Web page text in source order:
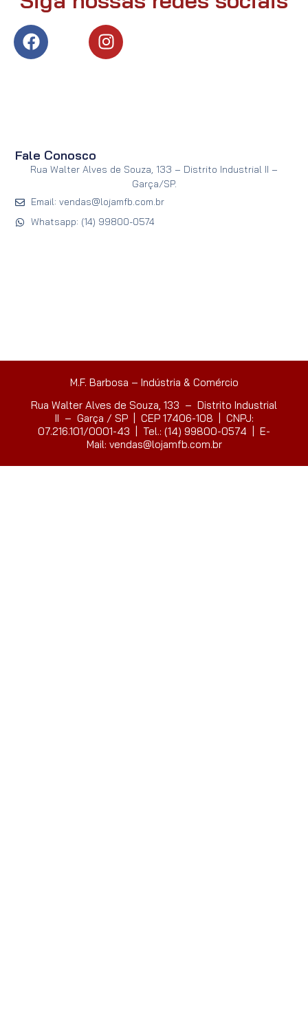
Fale Conosco
Rua Walter Alves de Souza, 133 – Distrito Industrial II –
Garça/SP.
Email: vendas@lojamfb.com.br
Whatsapp: (14) 99800-0574
M.F. Barbosa – Indústria & Comércio
Rua Walter Alves de Souza, 133 – Distrito Industrial
II – Garça / SP | CEP 17406-108 | CNPJ:
07.216.101/0001-43 | Tel.: (14) 99800-0574 | E-
Mail: vendas@lojamfb.com.br